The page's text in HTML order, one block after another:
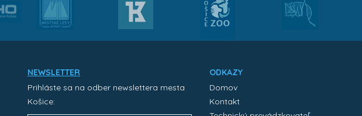
NEWSLETTER
Prihláste sa na odber newslettera mesta
Košice:
ODKAZY
Domov
Kontakt